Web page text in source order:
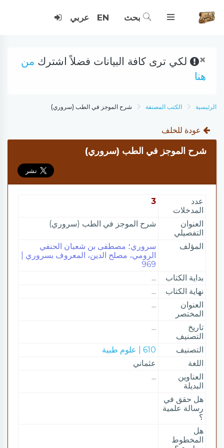
بحث EN عربي
× لكي ترى كافة البيانات فضلاً اشترك من
هنا
الرئيسية الكتب المصنفة شرح الموجز في الطب (سروري)
عودة للخلف
شرح الموجز في الطب (سروري)
عدد
المدخلات
3
العنوان
التفصيلي
شرح الموجز في الطب (سروري)
المؤلف
سروري؛ مصطفى بن شعبان الحنفي
الرومي، مصلح الدين، المعروف بسروري |
969
بداية الكتاب
...
نهاية الكتاب
...
العنوان
المختصر
...
تاريخ
التصنيف
...
التصنيف
610 | علوم طبية
اللغة
عثماني
العناوين
البديلة
...
هل حقق في
رسالة علمية
؟
هل
المخطوط